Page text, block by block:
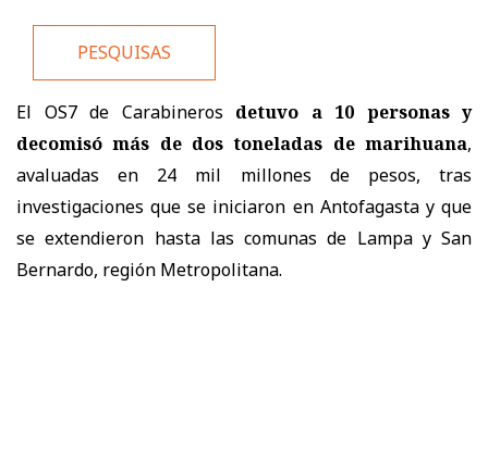
PESQUISAS
El OS7 de Carabineros detuvo a 10 personas y
decomisó más de dos toneladas de marihuana,
avaluadas en 24 mil millones de pesos, tras
investigaciones que se iniciaron en Antofagasta y que
se extendieron hasta las comunas de Lampa y San
Bernardo, región Metropolitana.